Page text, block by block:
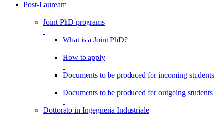
Post-Lauream
Joint PhD programs
What is a Joint PhD?
How to apply
Documents to be produced for incoming students
Documents to be produced for outgoing students
Dottorato in Ingegneria Industriale